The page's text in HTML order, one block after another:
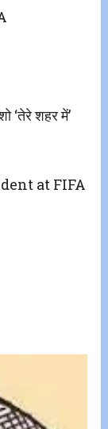
‘तेरे शहर में’
at FIFA